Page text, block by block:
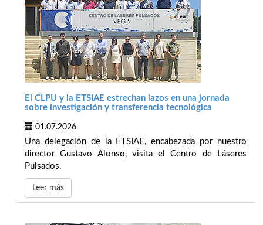
El CLPU y la ETSIAE estrechan lazos en una jornada
sobre investigación y transferencia tecnológica
01.07.2026
Una delegación de la ETSIAE, encabezada por nuestro
director Gustavo Alonso, visita el Centro de Láseres
Pulsados.
Leer más